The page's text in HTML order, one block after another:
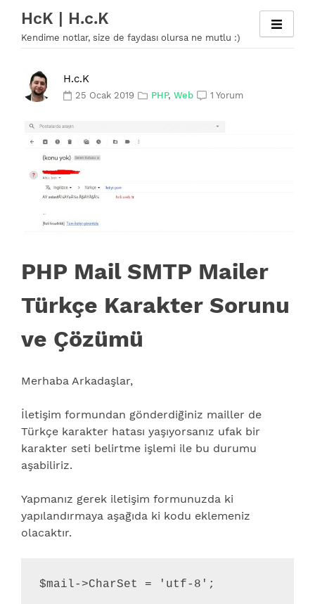
content
HcK | H.c.K
Kendime notlar, size de faydası olursa ne mutlu :)
H.c.K
25 Ocak 2019 PHP,Web 1 Yorum
PHP Mail SMTP Mailer
Türkçe Karakter Sorunu
ve Çözümü
Merhaba Arkadaşlar,
İletişim formundan gönderdiğiniz mailler de
Türkçe karakter hatası yaşıyorsanız ufak bir
karakter seti belirtme işlemi ile bu durumu
aşabiliriz.
Yapmanız gerek iletişim formunuzda ki
yapılandırmaya aşağıda ki kodu eklemeniz
olacaktır.
$mail->CharSet = 'utf-8';